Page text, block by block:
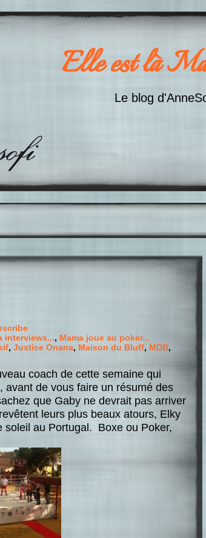
Elle est là
Le blog
interviews..., Mama joue au poker...
, Justice Onana, Maison du Bluff, MDB,
coach de cette semaine qui
avant de vous faire un résumé des
que Gaby ne devrait pas arriver
leurs plus beaux atours, Elky
soleil au Portugal. Boxe ou Poker,